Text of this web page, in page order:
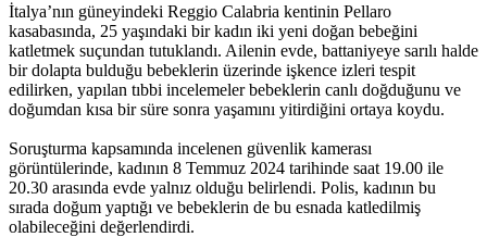
İtalya’nın güneyindeki Reggio Calabria kentinin Pellaro
kasabasında, 25 yaşındaki bir kadın iki yeni doğan bebeğini
katletmek suçundan tutuklandı. Ailenin evde, battaniyeye sarılı halde
bir dolapta bulduğu bebeklerin üzerinde işkence izleri tespit
edilirken, yapılan tıbbi incelemeler bebeklerin canlı doğduğunu ve
doğumdan kısa bir süre sonra yaşamını yitirdiğini ortaya koydu.
Soruşturma kapsamında incelenen güvenlik kamerası
görüntülerinde, kadının 8 Temmuz 2024 tarihinde saat 19.00 ile
20.30 arasında evde yalnız olduğu belirlendi. Polis, kadının bu
sırada doğum yaptığı ve bebeklerin de bu esnada katledilmiş
olabileceğini değerlendirdi.